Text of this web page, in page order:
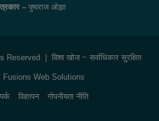
–पुष्पराज ओझा
Reserved | विश्व खोज~ सर्वाधिकार सुरक्षित
Fusions Web Solutions
विज्ञापन गोपनीयता नीति